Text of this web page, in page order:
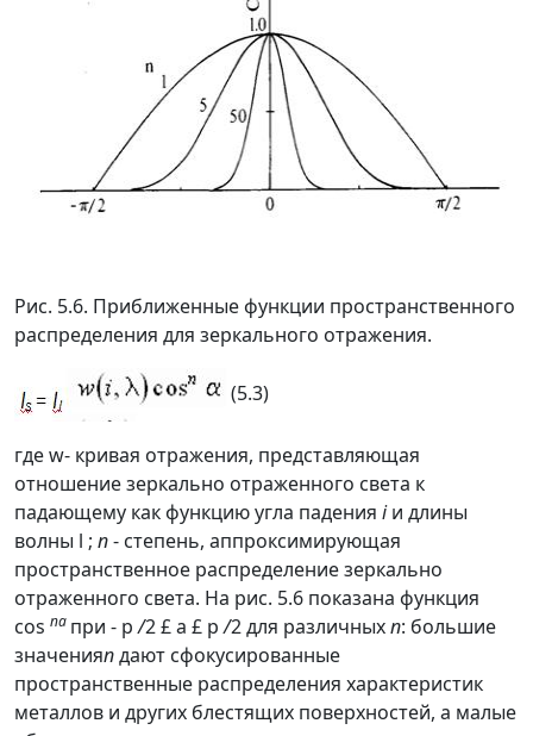
Рис. 5.6. Приближенные функции пространственного
распределения для зеркального отражения.
(5.3)
где w- кривая отражения, представляющая
отношение зеркально отраженного света к
падающему как функцию угла падения i и длины
волны l ; n- степень, аппроксимирующая
пространственное распределение зеркально
отраженного света. На рис. 5.6 показана функция
cos na при - p /2£a £ p /2для различныхn: большие
значенияnдают сфокусированные
пространственные распределения характеристик
металлов и других блестящих поверхностей, а малые